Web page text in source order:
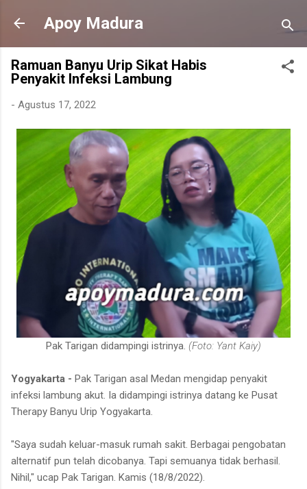
Langsung ke konten utama
Apoy Madura
Ramuan Banyu Urip Sikat Habis
Penyakit Infeksi Lambung
- Agustus 17, 2022
Pak Tarigan didampingi istrinya. (Foto: Yant Kaiy)
Yogyakarta - Pak Tarigan asal Medan mengidap penyakit
infeksi lambung akut. Ia didampingi istrinya datang ke Pusat
Therapy Banyu Urip Yogyakarta.
"Saya sudah keluar-masuk rumah sakit. Berbagai pengobatan
alternatif pun telah dicobanya. Tapi semuanya tidak berhasil.
Nihil," ucap Pak Tarigan. Kamis (18/8/2022).